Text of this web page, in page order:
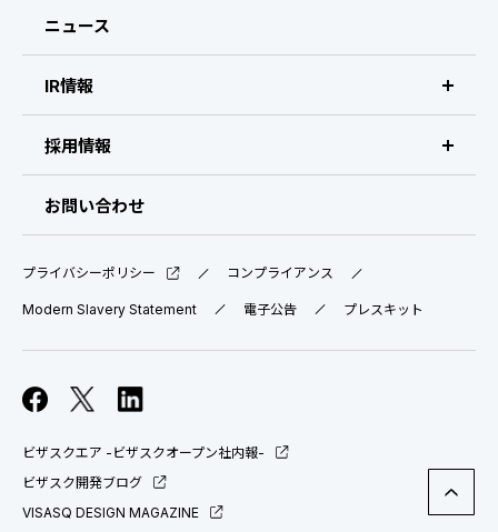
会社概要・拠点
ニュース
IR情報
IR情報 トップ
IRライブラリ
業績ハイライト
株式について
コーポレート・ガバナンス
よくある質問
ディスクロージャーポリシー
採用情報
採用サイト（日本）
中途採用：ビジネス職・コーポレート職
お問い合わせ
プライバシーポリシー コンプライアンス
Modern Slavery Statement 電子公告 プレスキット
ビザスクエア -ビザスクオープン社内報-
ビザスク開発ブログ
VISASQ DESIGN MAGAZINE